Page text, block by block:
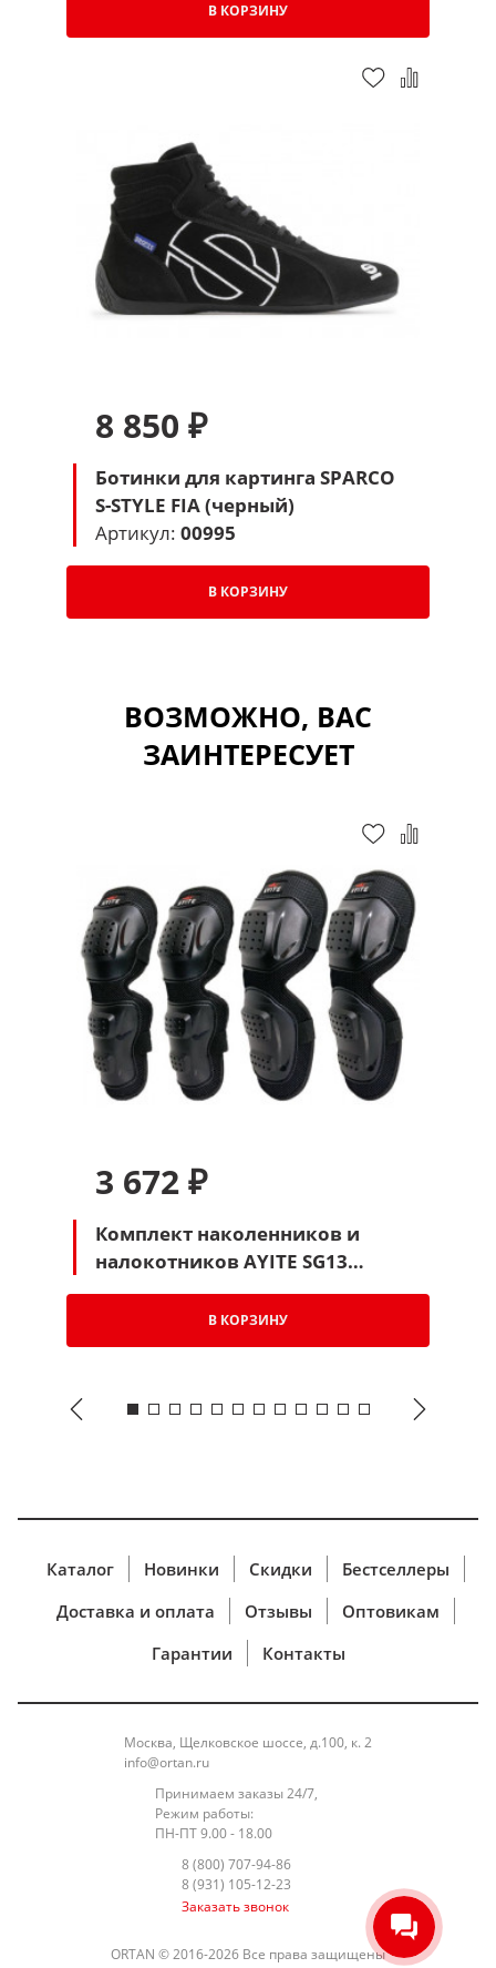
В КОРЗИНУ
8 850 ₽
Ботинки для картинга SPARCO
S-STYLE FIA (черный)
Артикул: 00995
В КОРЗИНУ
ВОЗМОЖНО, ВАС
ЗАИНТЕРЕСУЕТ
3 672 ₽
Комплект наколенников и
налокотников AYITE SG13
детский (черный)
В КОРЗИНУ
Каталог Новинки Скидки
Бестселлеры
Доставка и оплата
Отзывы
Оптовикам
Гарантии
Контакты
ORTAN © 2016-2026 Все права защищены
Москва, Щелковское шоссе, д.100, к. 2
info@ortan.ru
Принимаем заказы 24/7,
Режим работы:
ПН-ПТ 9.00 - 18.00
8 (800) 707-94-86
8 (931) 105-12-23
Заказать звонок